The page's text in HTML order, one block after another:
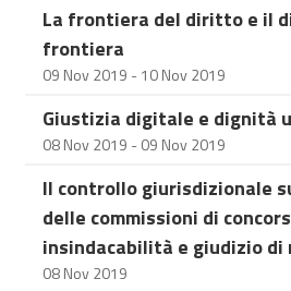
La frontiera del diritto e il
frontiera
09 Nov 2019 - 10 Nov 2019
Giustizia digitale e dignità
08 Nov 2019 - 09 Nov 2019
Il controllo giurisdizionale
delle commissioni di
insindacabilità e giudizio di
08 Nov 2019